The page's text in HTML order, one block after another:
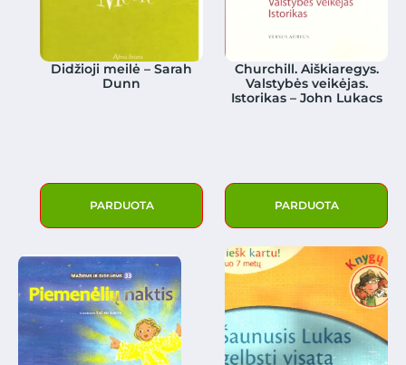
Didžioji meilė – Sarah
Dunn
PARDUOTA
Churchill. Aiškiaregys.
Valstybės veikėjas.
Istorikas – John Lukacs
PARDUOTA